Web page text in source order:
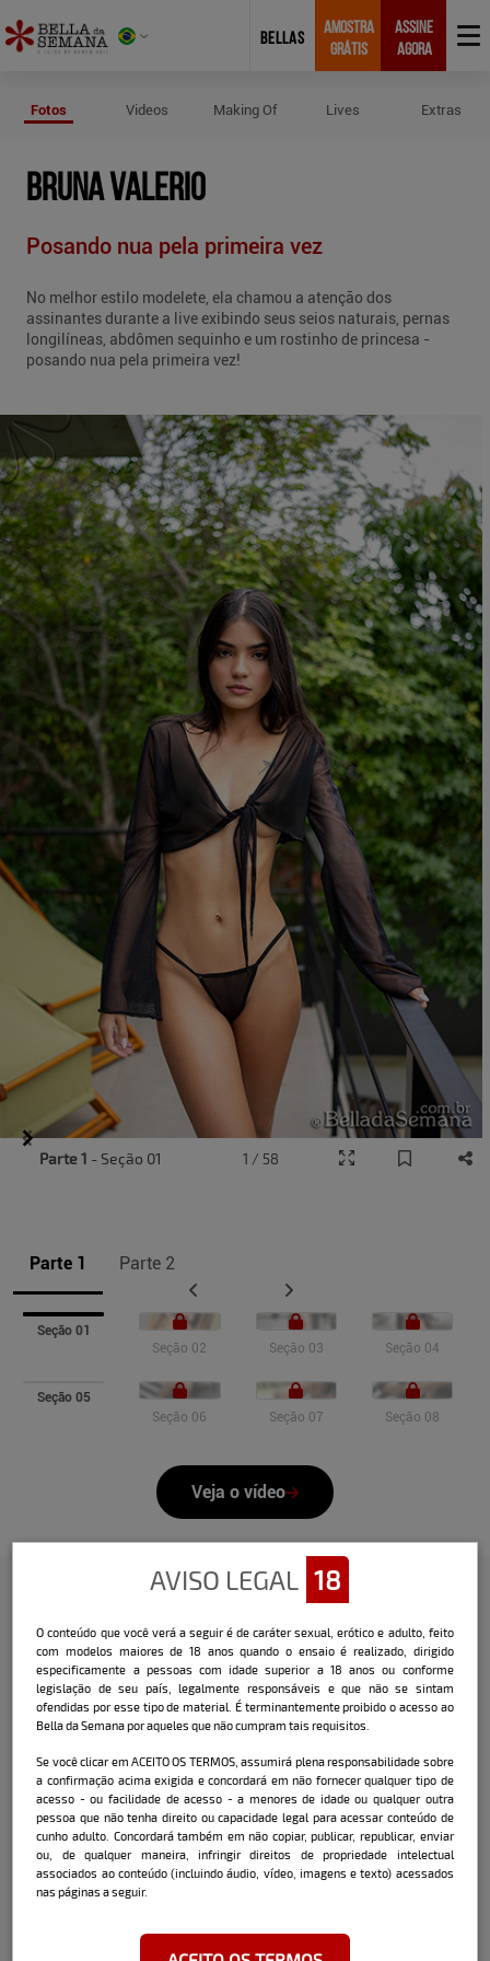
BELLAS
AMOSTRA
GRÁTIS
ASSINE
AGORA
Fotos Videos Making Of Lives Extras
BRUNA VALERIO
Posando nua pela primeira vez
No melhor estilo modelete, ela chamou a atenção dos
assinantes durante a live exibindo seus seios naturais, pernas
longilíneas, abdômen sequinho e um rostinho de princesa -
posando nua pela primeira vez!
Parte 1 Parte 2
Seção 01
Seção 02
Seção 03 Seção 04
Seção 05
Seção 06
Seção 07 Seção 08
Veja o vídeo
Item Parte 1 - Seção 01 1 / 58
Confira a entrevista que o Bella
fez com a modelo:
Nome:Bruna Valério
São Paulo - SP
Cidade onde mora atualmente: São Paulo -
SP
Signo: Leão
AVISO LEGAL 18
O conteúdo que você verá a seguir é de caráter sexual, erótico e adulto, feito
com modelos maiores de 18 anos quando o ensaio é realizado, dirigido
especificamente a pessoas com idade superior a 18 anos ou conforme
legislação de seu país, legalmente responsáveis e que não se sintam
ofendidas por esse tipo de material. É terminantemente proibido o acesso ao
Bella da Semana por aqueles que não cumpram tais requisitos.
Se você clicar em ACEITO OS TERMOS, assumirá plena responsabilidade sobre
a confirmação acima exigida e concordará em não fornecer qualquer tipo de
acesso - ou facilidade de acesso - a menores de idade ou qualquer outra
pessoa que não tenha direito ou capacidade legal para acessar conteúdo de
cunho adulto. Concordará também em não copiar, publicar, republicar, enviar
ou, de qualquer maneira, infringir direitos de propriedade intelectual
associados ao conteúdo (incluindo áudio, vídeo, imagens e texto) acessados
nas páginas a seguir.